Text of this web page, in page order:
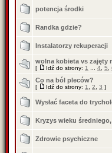
potencja środki
Randka gdzie?
Instalatorzy rekuperacji
wolna kobieta vs zajęty
[ Idź do strony: 1 4 5
Co na ból pleców?
[ Idź do strony: 1 2 3 ]
Wysłać faceta do
Kryzys wieku
Zdrowie psychiczne